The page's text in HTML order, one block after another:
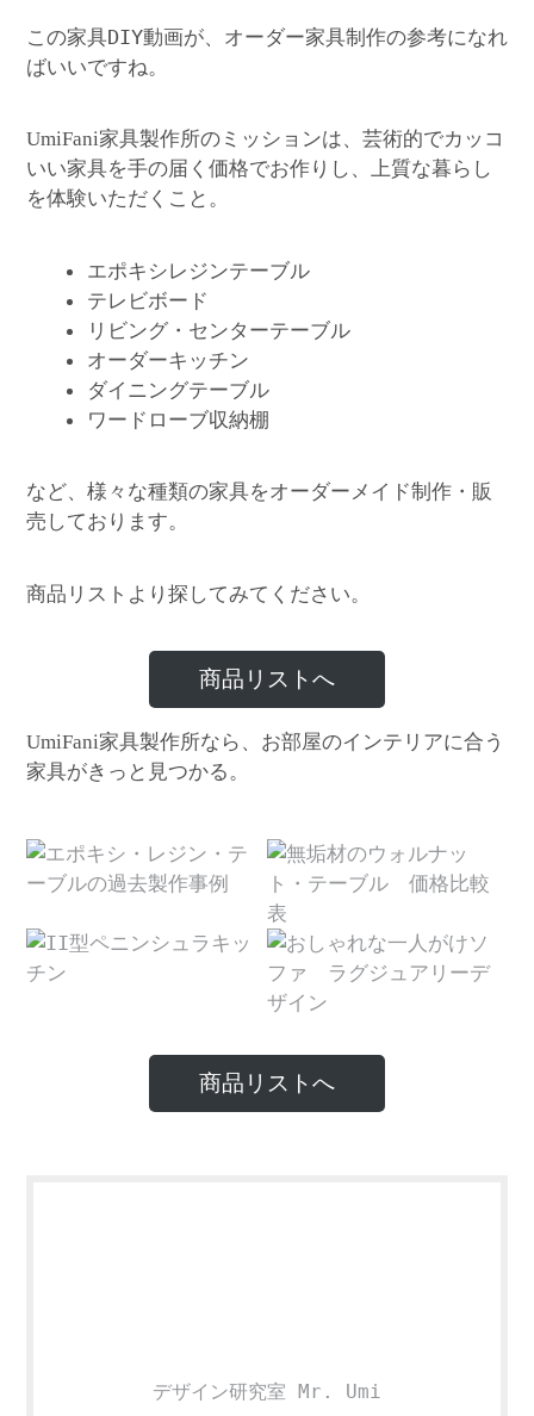
この家具DIY動画が、オーダー家具制作の参考になれ
ばいいですね。
UmiFani家具製作所のミッションは、芸術的でカッコ
いい家具を手の届く価格でお作りし、上質な暮らし
を体験いただくこと。
エポキシレジンテーブル
テレビボード
リビング・センターテーブル
オーダーキッチン
ダイニングテーブル
ワードローブ収納棚
など、様々な種類の家具をオーダーメイド制作・販
売しております。
商品リストより探してみてください。
商品リストへ
UmiFani家具製作所なら、お部屋のインテリアに合う
家具がきっと見つかる。
商品リストへ
デザイン研究室 Mr. Umi